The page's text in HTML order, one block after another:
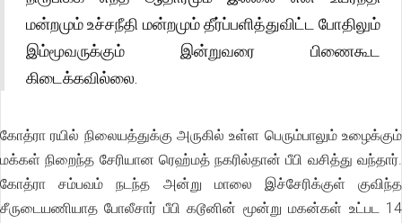
மன்றமும் உச்சநீதி மன்றமும் தீர்ப்பளித்துவிட்ட போதிலும்
இம்மூவருக்கும் இன்றுவரை பிணைகூட
கிடைக்கவில்லை.
கோத்ரா ரயில் நிலையத்துக்கு அருகில் உள்ள பெரும்பாலும் உழைக்கும்
மக்கள் நிறைந்த சேரியான ரெஹ்மத் நகரில்தான் பீபி வசித்து வந்தார்.
கோத்ரா சம்பவம் நடந்த அன்று மாலை இச்சேரிக்குள் குவிந்த
சீருடையணியாத போலீசார் பீபி கடூனின் மூன்று மகன்கள் உட்பட 14